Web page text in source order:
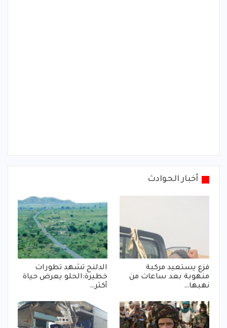
أخبار الحوادث
فزع يستعيد مركبة
منهوبة بعد ساعات من
نهبها…
الدلنج تشهد تطورات
خطيرة:الحلو يعرض حياة
أكثر…